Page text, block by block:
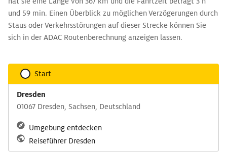
und 59 min. Einen Überblick zu möglichen Verzögerungen durch
Staus oder Verkehrsstörungen auf dieser Strecke können Sie
sich in der ADAC Routenberechnung anzeigen lassen.
Start
Dresden
01067 Dresden, Sachsen, Deutschland
Umgebung entdecken
Reiseführer Dresden